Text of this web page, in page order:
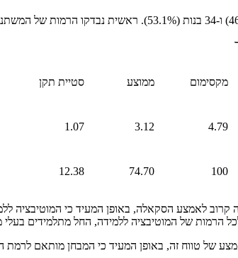
מקסימום ממוצע סטיית תקן
4.79
3.12
1.07
100
74.70
12.38
קרוב לאמצע הסקאלה, באופן המעיד כי
הרמות של המוטיבציה ללמידה, החל מתלמידים